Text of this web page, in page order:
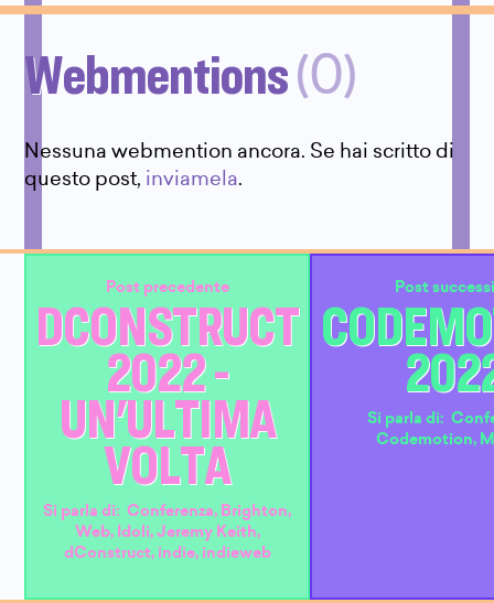
Webmentions(0)
Nessuna webmention ancora. Se hai scritto di
questo post, inviamela.
Post precedente
DCONSTRUCT
2022 -
UN'ULTIMA
VOLTA
Si parla di:Conferenza, Brighton,
Web, Idoli, Jeremy Keith,
dConstruct, indie, indieweb
Post
Si parla di:
Codemotion,